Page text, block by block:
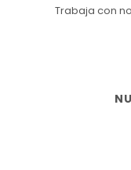
Trabaja con